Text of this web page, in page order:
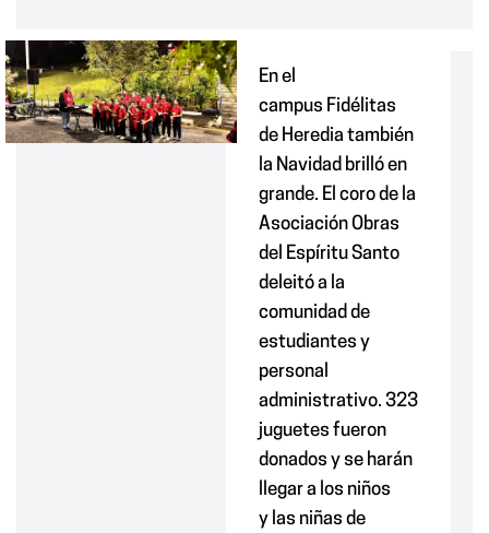
En el
campus Fidélitas
de Heredia también
la Navidad brilló en
grande. El coro de la
Asociación Obras
del Espíritu Santo
deleitó a la
comunidad de
estudiantes y
personal
administrativo. 323
juguetes fueron
donados y se harán
llegara los niños
y las niñas de